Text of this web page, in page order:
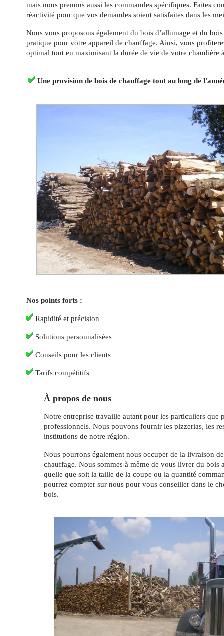
mais nous prenons aussi les commandes spécifiques. Faites
réactivité pour que vos demandes soient satisfaites dans les
Nous vous proposons également du bois d’allumage et du
pratique pour votre appareil de chauffage. Ainsi, vous
optimal tout en maximisant la durée de vie de votre chaudière
Une provision de bois de chauffage tout au long de
Nos points forts :
Rapidité et précision
Solutions personnalisées
Conseils pour les clients
Tarifs compétitifs
À propos de nous
Notre entreprise travaille autant pour les particuliers que
professionnels. Nous pouvons fournir les pizzerias, les
institutions de notre région.
Nous pourrons également nous occuper de la livraison
chauffage. Nous sommes à même de vous livrer du bois
quelle que soit la taille de la coupe ou la quantité
pourrez compter sur nous pour vous conseiller dans le
bois.